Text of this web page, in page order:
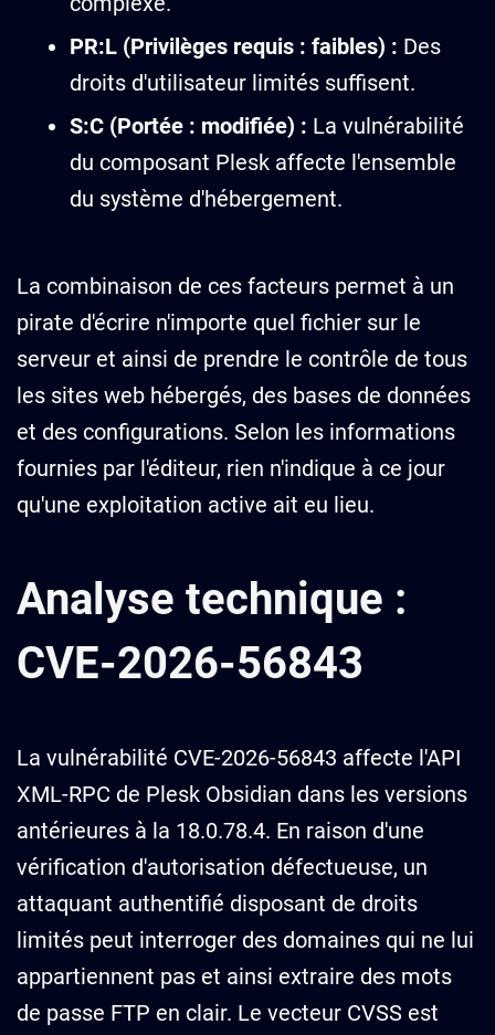
PR:L (Privilèges requis : faibles) : Des
droits d'utilisateur limités suffisent.
S:C (Portée : modifiée) : La vulnérabilité
du composant Plesk affecte l'ensemble
du système d'hébergement.
La combinaison de ces facteurs permet à un
pirate d'écrire n'importe quel fichier sur le
serveur et ainsi de prendre le contrôle de tous
les sites web hébergés, des bases de données
et des configurations. Selon les informations
fournies par l'éditeur, rien n'indique à ce jour
qu'une exploitation active ait eu lieu.
Analyse technique :
CVE-2026-56843
La vulnérabilité CVE-2026-56843 affecte l'API
XML-RPC de Plesk Obsidian dans les versions
antérieures à la 18.0.78.4. En raison d'une
vérification d'autorisation défectueuse, un
attaquant authentifié disposant de droits
limités peut interroger des domaines qui ne lui
appartiennent pas et ainsi extraire des mots
de passe FTP en clair. Le vecteur CVSS est